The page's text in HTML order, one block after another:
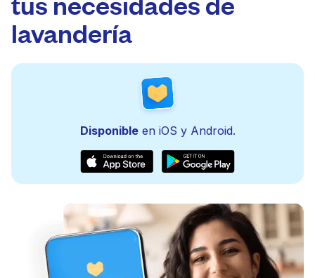
lavandería
Disponibleen iOS y Android.